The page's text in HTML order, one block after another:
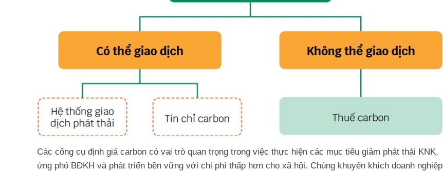
Các công cụ định giá carbon có vai trò quan trọng trong việc thực hiện các mục tiêu giảm phát thải KNK,
ứng phó BĐKH và phát triển bền vững với chi phí thấp hơn cho xã hội. Chúng khuyến khích doanh nghiệp